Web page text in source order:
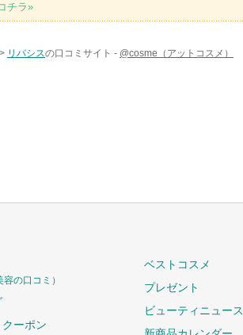
チラ»
> リバシスの口コミサイト - @cosme（アットコスメ）
容の口コミ）
ーポン
ベストコスメ
プレゼント
ビューティニュース